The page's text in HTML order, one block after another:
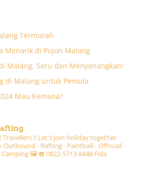
Termurah
Menarik di Pujon Malang
Malang, Seru dan Menyenangkan!
di Malang untuk Pemula
Mau Kemana?
Travellers !! Let's join holiday together
Outbound - Rafting - Paintball - Offroad -
Camping 🖼☎️ 0822-5713-8448 Fida